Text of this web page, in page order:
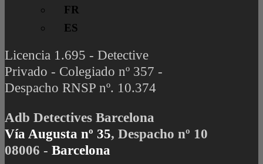
FR
ES
Licencia 1.695 - Detective
Privado - Colegiado nº 357 -
Despacho RNSP nº. 10.374
Adb Detectives Barcelona
Vía Augusta nº 35, Despacho nº 10
08006 - Barcelona